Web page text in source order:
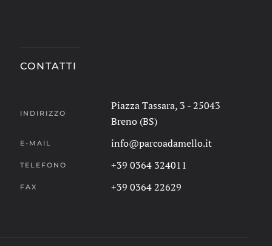
CONTATTI
INDIRIZZO
Piazza Tassara, 3 - 25043
Breno (BS)
E-MAIL info@parcoadamello.it
TELEFONO +39 0364 324011
FAX +39 0364 22629